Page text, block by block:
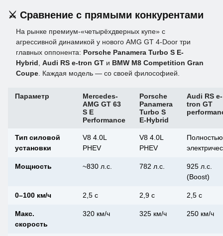
⚔️ Сравнение с прямыми конкурентами
На рынке премиум-«четырёхдверных купе» с
агрессивной динамикой у нового AMG GT 4-Door три
главных оппонента: Porsche Panamera Turbo S E-
Hybrid, Audi RS e-tron GT и BMW M8 Competition Gran
Coupe. Каждая модель — со своей философией.
Параметр
Mercedes-
AMG GT 63
S E
Performance
Porsche
Panamera
Turbo S
E-Hybrid
Audi RS e-
tron GT
Тип силовой
установки
V8 4.0L
PHEV
V8 4.0L
PHEV
Полностью
Мощность ~830 л.с. 782 л.с.
925 л.с.
(Boost)
0–100 км/ч 2,5 с 2,9 с 2,5 с
Макс.
скорость
320 км/ч 325 км/ч 250 км/ч